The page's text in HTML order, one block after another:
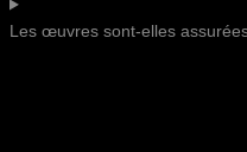
Les œuvres sont-elles